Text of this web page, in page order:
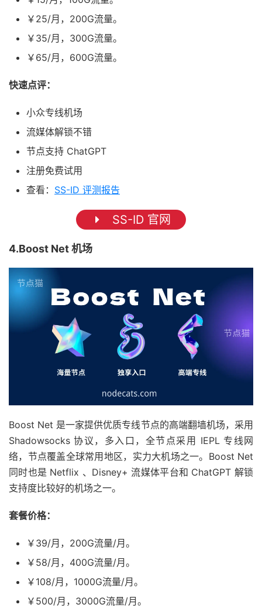
￥25/月，200G流量。
￥35/月，300G流量。
￥65/月，600G流量。
快速点评：
小众专线机场
流媒体解锁不错
节点支持 ChatGPT
注册免费试用
查看： SS-ID 评测报告
SS-ID 官网
4.Boost Net 机场
Boost Net 是一家提供优质专线节点的高端翻墙机场，采用
Shadowsocks 协议，多入口，全节点采用 IEPL 专线网
络，节点覆盖全球常用地区，实力大机场之一。Boost Net
同时也是 Netflix 、Disney+ 流媒体平台和 ChatGPT 解锁
支持度比较好的机场之一。
套餐价格：
￥39/月，200G流量/月。
￥58/月，400G流量/月。
￥108/月，1000G流量/月。
￥500/月，3000G流量/月。